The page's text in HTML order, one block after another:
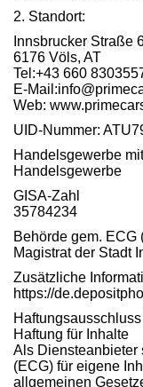
2. Standort:
Innsbrucker Straße
6176 Völs, AT
Tel:+43 660
E-
Web:
UID-Nummer:
Handelsgewerbe
Handelsgewerbe
GISA-Zahl
35784234
Behörde gem. ECG
Magistrat der Stadt
Zusätzliche
https://
Haftung für Inhalte
Als Diensteanbieter
(ECG) für eigene
allgemeinen